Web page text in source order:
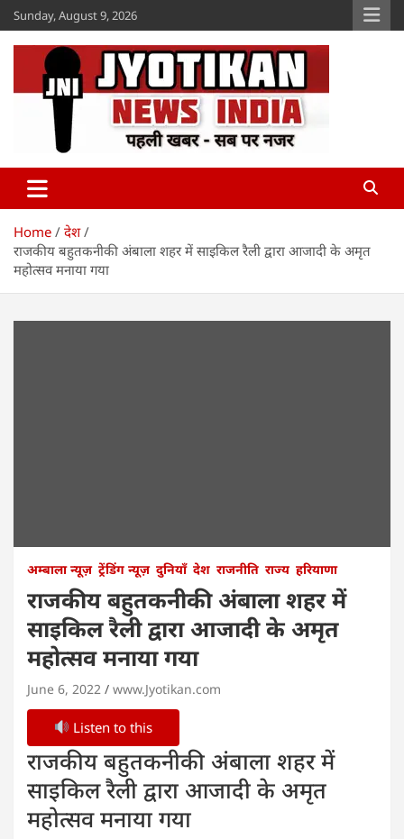
Skip
to
content
Sunday, August 9, 2026
Jyotikan
Home
देश
राजकीय बहुतकनीकी अंबाला शहर में साइकिल रैली द्वारा आजादी के अमृत
महोत्सव मनाया गया
अम्बाला न्यूज़ ट्रेंडिंग न्यूज़ दुनियाँ देश राजनीति राज्य हरियाणा
राजकीय बहुतकनीकी अंबाला शहर में
साइकिल रैली द्वारा आजादी के अमृत
महोत्सव मनाया गया
June 6, 2022 www.Jyotikan.com
Listen to this
राजकीय बहुतकनीकी अंबाला शहर में
साइकिल रैली द्वारा आजादी के अमृत
महोत्सव मनाया गया